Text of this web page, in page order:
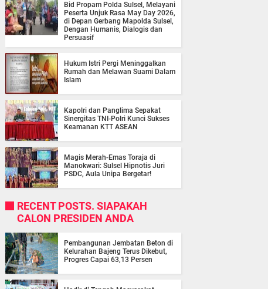
Bid Propam Polda Sulsel, Melayani
Peserta Unjuk Rasa May Day 2026,
di Depan Gerbang Mapolda Sulsel,
Dengan Humanis, Dialogis dan
Persuasif
Hukum Istri Pergi Meninggalkan
Rumah dan Melawan Suami Dalam
Islam
Kapolri dan Panglima Sepakat
Sinergitas TNI-Polri Kunci Sukses
Keamanan KTT ASEAN
Magis Merah-Emas Toraja di
Manokwari: Sulsel Hipnotis Juri
PSDC, Aula Unipa Bergetar!
RECENT POSTS. SIAPAKAH
CALON PRESIDEN ANDA
Pembangunan Jembatan Beton di
Kelurahan Bajeng Terus Dikebut,
Progres Capai 63,13 Persen